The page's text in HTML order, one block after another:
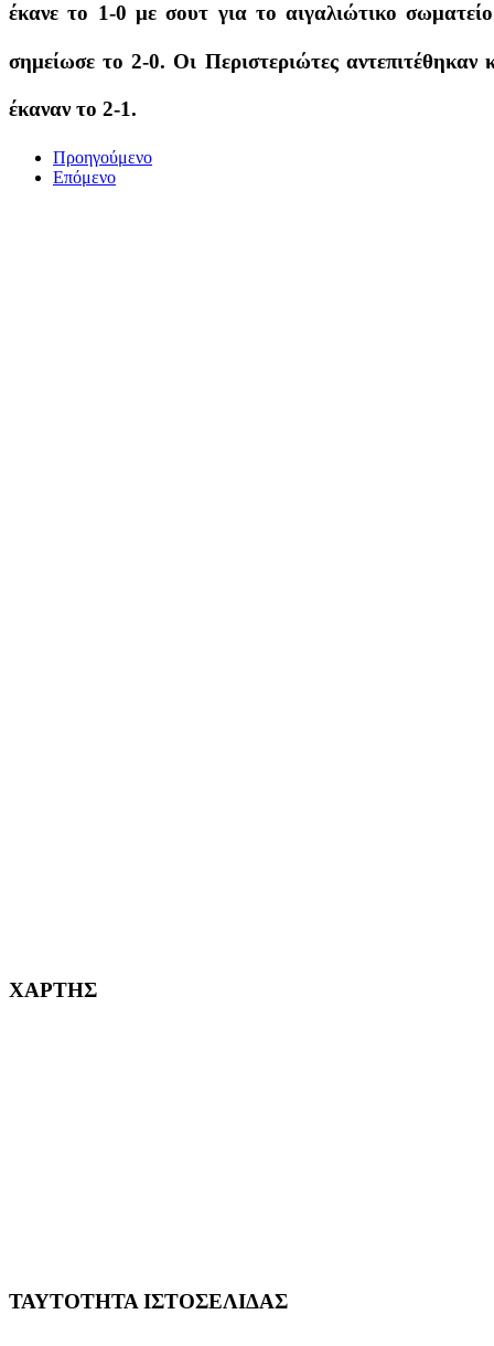
έκανε το 1-0 με σουτ για το αιγαλιώτικο
σημείωσε το 2-0. Οι Περιστεριώτες αντεπιτέθηκαν
έκαναν το 2-1.
Προηγούμενο
Επόμενο
ΧΑΡΤΗΣ
ΤΑΥΤΟΤΗΤΑ ΙΣΤΟΣΕΛΙΔΑΣ